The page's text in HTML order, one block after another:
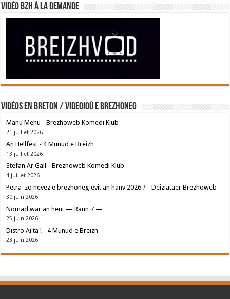
Vidéo BZH à la demande
Vidéos en breton / Videoioù e brezhoneg
Manu Mehu - Brezhoweb Komedi Klub
21 juillet 2026
An Hellfest - 4 Munud e Breizh
13 juillet 2026
Stefan Ar Gall - Brezhoweb Komedi Klub
4 juillet 2026
Petra 'zo nevez e brezhoneg evit an hañv 2026 ? - Deiziataer Brezhoweb
30 juin 2026
Nomad war an hent — Rann 7 —
25 juin 2026
Distro Ai'ta ! - 4 Munud e Breizh
23 juin 2026